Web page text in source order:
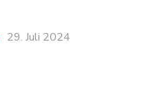
29. Juli 2024